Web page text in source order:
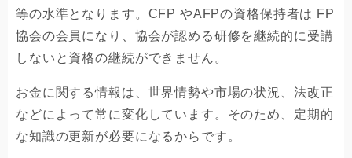
等の水準となります。CFP やAFPの資格保持者は FP
協会の会員になり、協会が認める研修を継続的に受講
しないと資格の継続ができません。
お金に関する情報は、世界情勢や市場の状況、法改正
などによって常に変化しています。そのため、定期的
な知識の更新が必要になるからです。